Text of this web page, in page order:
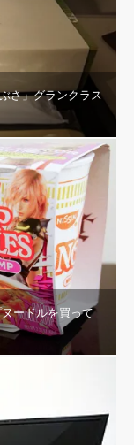
さ」グランクラス
ードルを買って